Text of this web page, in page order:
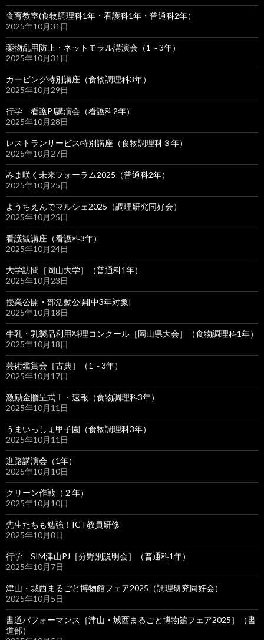
食育教室(食物調理科1年・看護科1年・普通科2年）
2025年10月31日
薬物乱用防止・ネットモラル講演会（1～3年）
2025年10月31日
カービング特別講座（食物調理科3年）
2025年10月29日
行学 看護PJ講演会（看護科2年）
2025年10月28日
レストランサービス特別講座（食物調理科３年）
2025年10月27日
みま咲く未来フォーラム2025（普通科2年）
2025年10月25日
ようちえんでマルシェ2025（調理研究同好会）
2025年10月25日
看護観講座（看護科3年）
2025年10月24日
大学訪問［岡山大学］（普通科1年）
2025年10月23日
授業公開・部活動公開[中3年対象]
2025年10月18日
牛乳・乳製品利用料理コンクール［岡山県大会］（食物調理科1年）
2025年10月18日
芸術鑑賞会［古典］（1～3年）
2025年10月17日
激励金贈呈式Ⅰ・速報（食物調理科3年）
2025年10月11日
うまいっしょ甲子園（食物調理科3年）
2025年10月11日
進路講演会（1年）
2025年10月10日
クリーン作戦（２年）
2025年10月10日
先生たちも勉強！ICT教員研修
2025年10月8日
行学 SIM津山PJ［分野別説明会］（普通科1年）
2025年10月7日
津山・城西まるごと博物館フェア2025（調理研究同好会）
2025年10月5日
書道パフォーマンス［津山・城西まるごと博物館フェア2025］（書
道部）